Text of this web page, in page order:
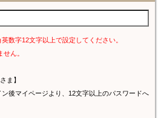
数字12文字以上で設定してください。
ん。
ま】
後マイページより、12文字以上のパスワードへ